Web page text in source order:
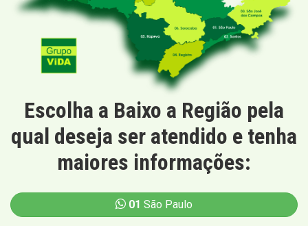
Escolha a Baixo a Região pela
qual deseja ser atendido e tenha
maiores informações:
01 São Paulo